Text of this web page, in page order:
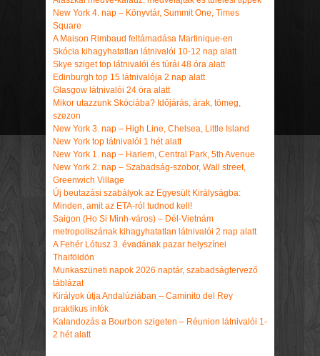
New York 4. nap – Könyvtár, Summit One, Times
Square
A Maison Rimbaud feltámadása Martinique-en
Skócia kihagyhatatlan látnivalói 10-12 nap alatt
Skye sziget top látnivalói és túrái 48 óra alatt
Edinburgh top 15 látnivalója 2 nap alatt
Glasgow látnivalói 24 óra alatt
Mikor utazzunk Skóciába? Időjárás, árak, tömeg,
szezon
New York 3. nap – High Line, Chelsea, Little Island
New York top látnivalói 1 hét alatt
New York 1. nap – Harlem, Central Park, 5th Avenue
New York 2. nap – Szabadság-szobor, Wall street,
Greenwich Village
Új beutazási szabályok az Egyesült Királyságba:
Minden, amit az ETA-ról tudnod kell!
Saigon (Ho Si Minh-város) – Dél-Vietnám
metropoliszának kihagyhatatlan látnivalói 2 nap alatt
A Fehér Lótusz 3. évadának pazar helyszínei
Thaiföldön
Munkaszüneti napok 2026 naptár, szabadságtervező
táblázat
Királyok útja Andalúziában – Caminito del Rey
praktikus infók
Kalandozás a Bourbon szigeten – Réunion látnivalói 1-
2 hét alatt